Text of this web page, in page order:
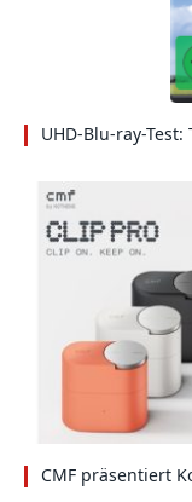
UHD-Blu-ray-Test:
CMF präsentiert